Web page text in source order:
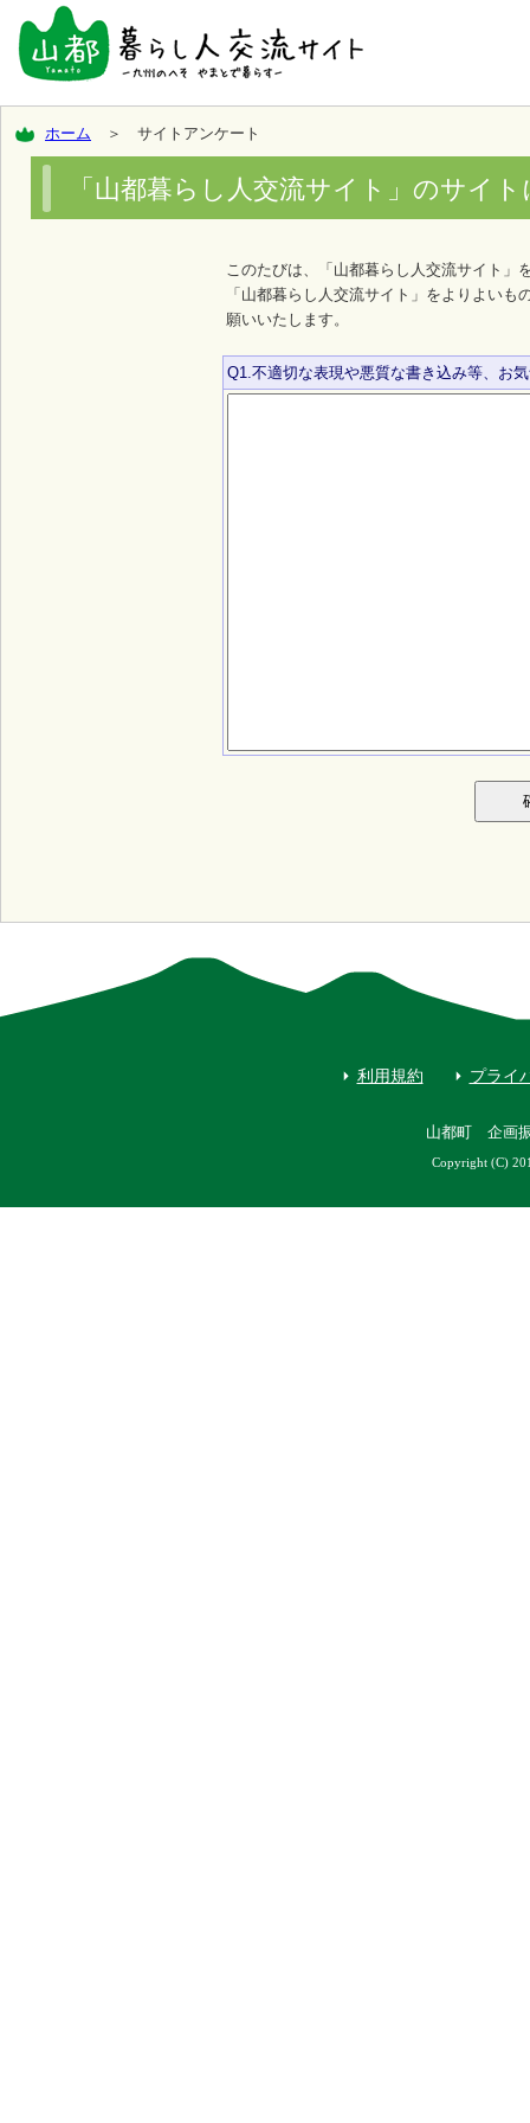
ホーム ＞ サイトアンケート
「山都暮らし人交流サイト」のサイ
このたびは、「山都暮らし人交流サイト」
「山都暮らし人交流サイト」をよりよい
願いいたします。
Q1.不適切な表現や悪質な書き込み等、お
利用規約 プライ
山都町 企画
Copyright (C)